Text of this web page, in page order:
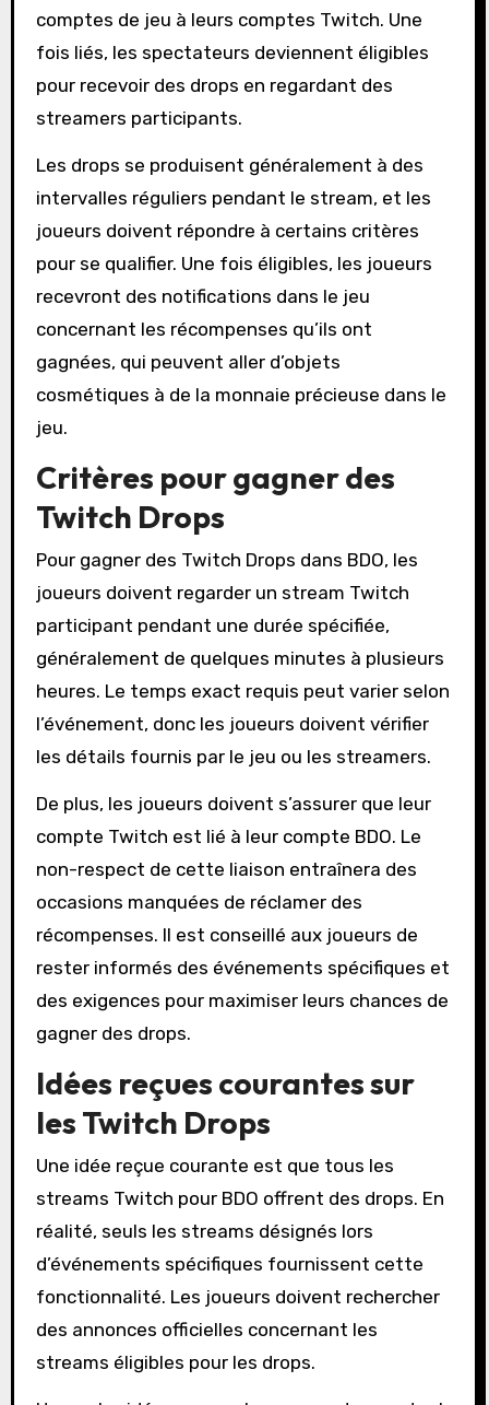
comptes de jeu à leurs comptes Twitch. Une
fois liés, les spectateurs deviennent éligibles
pour recevoir des drops en regardant des
streamers participants.
Les drops se produisent généralement à des
intervalles réguliers pendant le stream, et les
joueurs doivent répondre à certains critères
pour se qualifier. Une fois éligibles, les joueurs
recevront des notifications dans le jeu
concernant les récompenses qu’ils ont
gagnées, qui peuvent aller d’objets
cosmétiques à de la monnaie précieuse dans le
jeu.
Critères pour gagner des
Twitch Drops
Pour gagner des Twitch Drops dans BDO, les
joueurs doivent regarder un stream Twitch
participant pendant une durée spécifiée,
généralement de quelques minutes à plusieurs
heures. Le temps exact requis peut varier selon
l’événement, donc les joueurs doivent vérifier
les détails fournis par le jeu ou les streamers.
De plus, les joueurs doivent s’assurer que leur
compte Twitch est lié à leur compte BDO. Le
non-respect de cette liaison entraînera des
occasions manquées de réclamer des
récompenses. Il est conseillé aux joueurs de
rester informés des événements spécifiques et
des exigences pour maximiser leurs chances de
gagner des drops.
Idées reçues courantes sur
les Twitch Drops
Une idée reçue courante est que tous les
streams Twitch pour BDO offrent des drops. En
réalité, seuls les streams désignés lors
d’événements spécifiques fournissent cette
fonctionnalité. Les joueurs doivent rechercher
des annonces officielles concernant les
streams éligibles pour les drops.